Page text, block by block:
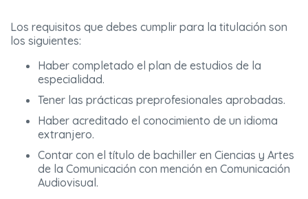
Los requisitos que debes cumplir para la titulación son
los siguientes:
Haber completado el plan de estudios de la
especialidad.
Tener las prácticas preprofesionales aprobadas.
Haber acreditado el conocimiento de un idioma
extranjero.
Contar con el título de bachiller en Ciencias y Artes
de la Comunicación con mención en Comunicación
Audiovisual.